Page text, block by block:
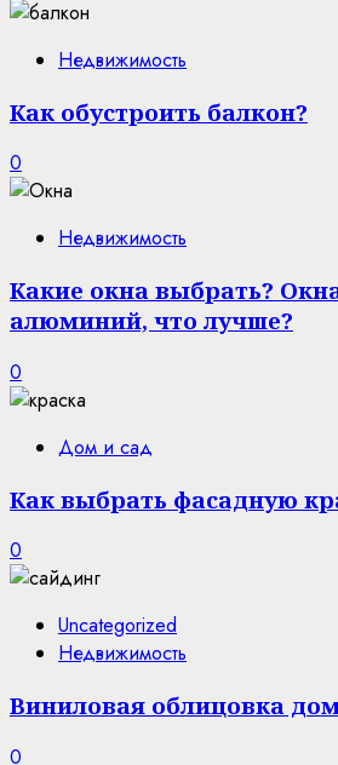
Недвижимость
Как обустроить балкон?
0
Недвижимость
Какие окна выбрать?
алюминий, что лучше?
0
Дом и сад
Как выбрать фасадную
0
Uncategorized
Недвижимость
Виниловая облицовка
0